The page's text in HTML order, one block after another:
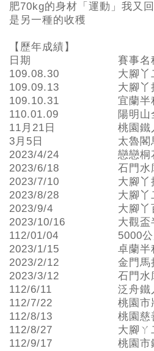
肥70kg的身材「運動」我又
是另一種的收穫
【歷年成績】
日期
賽事名
109.08.30
大腳丫
109.09.13
大腳丫
109.10.31
宜蘭半
110.01.09
陽明山
11月21日
桃園鐵
3月5日
太魯閣
2023/4/24
戀戀桐
2023/6/18
石門水
2023/7/10
大腳丫
2023/8/28
大腳丫
2023/9/4
大腳丫
2023/10/16
大觀盃
112/01/04
5000
2023/1/15
卓蘭半
2023/2/12
金門馬
2023/3/12
石門水
112/6/11
泛舟鐵
112/7/22
桃園市
112/8/13
桃園慈
112/8/27
大腳ㄚ
112/9/17
桃園市